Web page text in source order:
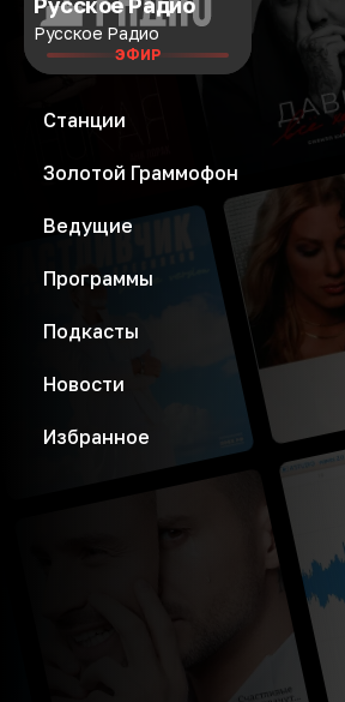
Русское Радио
ЭФИР
Станции
Золотой Граммофон
Ведущие
Программы
Подкасты
Новости
Избранное